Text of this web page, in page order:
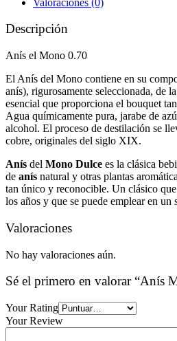
Descripción
Anís el Mono 0.70
El Anís del Mono contiene en su
anís), rigurosamente seleccionada, de
esencial que proporciona el bouquet
Agua químicamente pura, jarabe de
alcohol. El proceso de destilación se
cobre, originales del siglo XIX.
Anís del Mono Dulce es la clásica
de anís natural y otras plantas
tan único y reconocible. Un clásico
los años y que se puede emplear en un
Valoraciones
No hay valoraciones aún.
Sé el primero en valorar “Anís
Your Rating
Your Review